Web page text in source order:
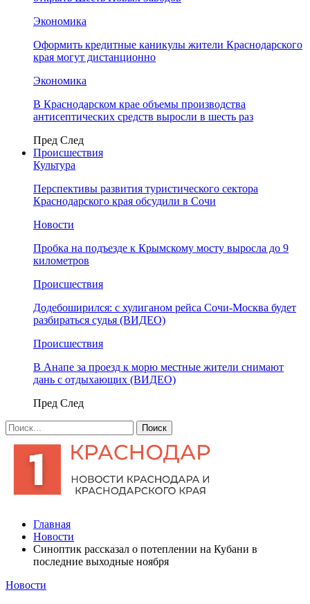
Экономика
Оформить кредитные каникулы жители Краснодарского
края могут дистанционно
Экономика
В Краснодарском крае объемы производства
антисептических средств выросли в шесть раз
Пред След
Происшествия
Культура
Перспективы развития туристического сектора
Краснодарского края обсудили в Сочи
Новости
Пробка на подъезде к Крымскому мосту выросла до 9
километров
Происшествия
Додебоширился: с хулиганом рейса Сочи-Москва будет
разбираться судья (ВИДЕО)
Происшествия
В Анапе за проезд к морю местные жители снимают
дань с отдыхающих (ВИДЕО)
Пред След
Главная
Новости
Синоптик рассказал о потеплении на Кубани в
последние выходные ноября
Новости